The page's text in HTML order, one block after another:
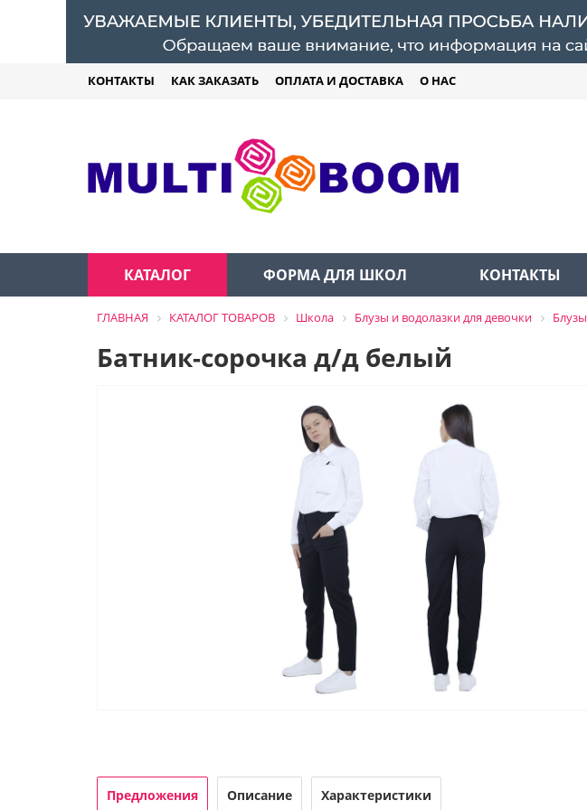
КОНТАКТЫ КАК ЗАКАЗАТЬ ОПЛАТА И ДОСТАВКА О НАС
КАТАЛОГ ФОРМА ДЛЯ ШКОЛ КОНТАКТЫ
ГЛАВНАЯ КАТАЛОГ ТОВАРОВ Школа Блузы и водолазки для девочки Блузы
Батник-сорочка д/д белый
Предложения Описание Характеристики